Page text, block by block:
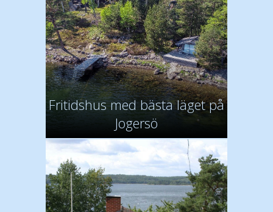
Fritidshus med bästa läget på
Jogersö